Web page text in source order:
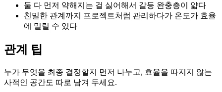
둘 다 먼저 약해지는 걸 싫어해서 갈등 완충층이 얇다
친밀한 관계까지 프로젝트처럼 관리하다가 온도가 효율
에 밀릴 수 있다
관계 팁
누가 무엇을 최종 결정할지 먼저 나누고, 효율을 따지지 않는
사적인 공간도 따로 남겨 두세요.